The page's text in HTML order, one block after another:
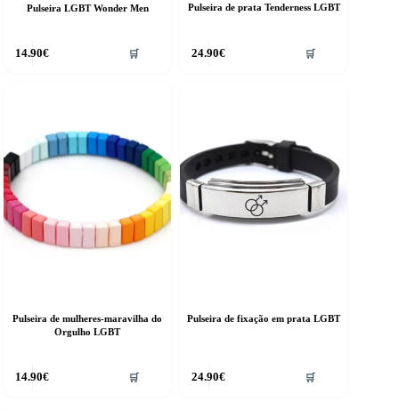
Pulseira LGBT Wonder Men
14.90€ 🛒
Pulseira de prata Tenderness LGBT
24.90€ 🛒
Pulseira de mulheres-maravilha do
Orgulho LGBT
14.90€ 🛒
Pulseira de fixação em prata LGBT
24.90€ 🛒